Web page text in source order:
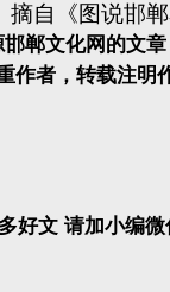
自《图说邯郸
郸文化网的文
作者，转载注明
多好文 请加小编微